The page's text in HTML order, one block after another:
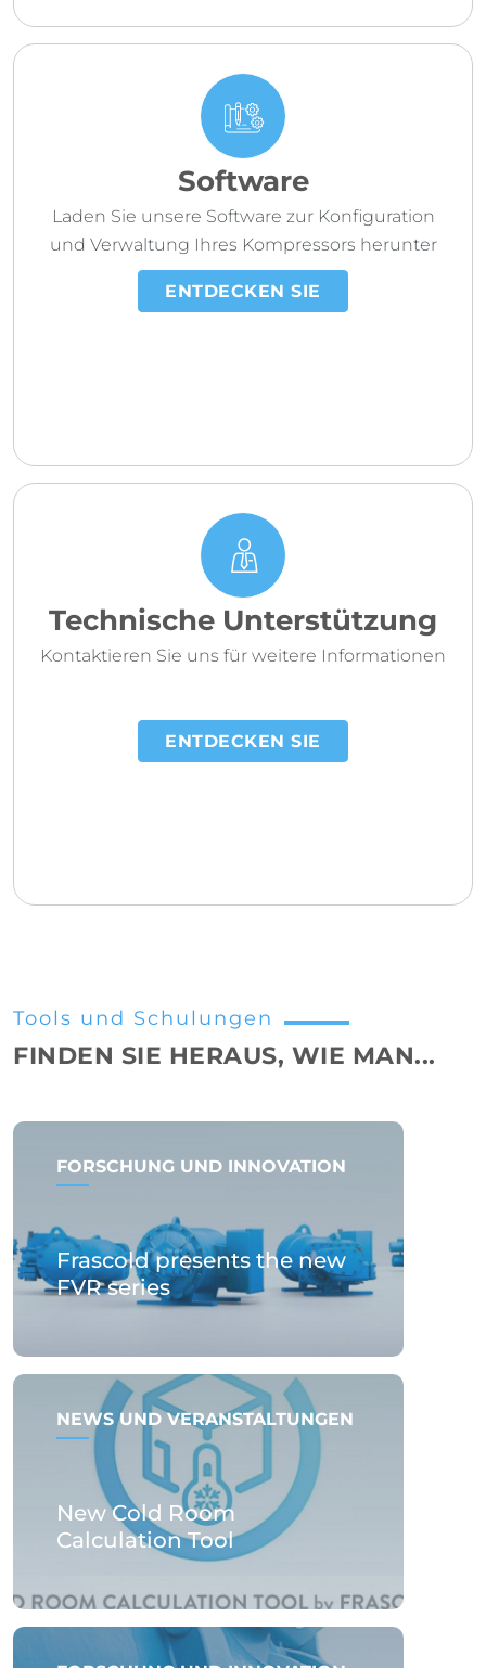
Software
Laden Sie unsere Software zur Konfiguration
und Verwaltung Ihres Kompressors herunter
ENTDECKEN SIE
Technische Unterstützung
Kontaktieren Sie uns für weitere Informationen
ENTDECKEN SIE
Tools und Schulungen
FINDEN SIE HERAUS, WIE MAN...
FORSCHUNG UND INNOVATION
Frascold presents the new
FVR series
NEWS UND VERANSTALTUNGEN
New Cold Room
Calculation Tool